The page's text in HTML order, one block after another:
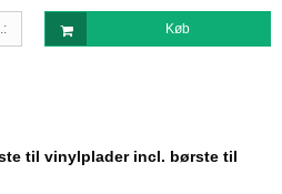
Køb
til vinylplader incl. børste til